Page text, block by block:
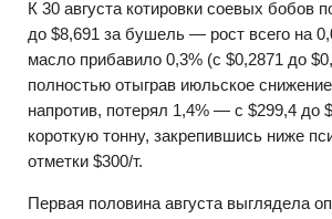
К 30 августа котировки соевых бобов
до $8,691 за бушель — рост всего на
масло прибавило 0,3% (с $0,2871 до
полностью отыграв июльское
напротив, потерял 1,4% — с $299,4 до
короткую тонну, закрепившись ниже
отметки $300/т.
Первая половина августа выглядела